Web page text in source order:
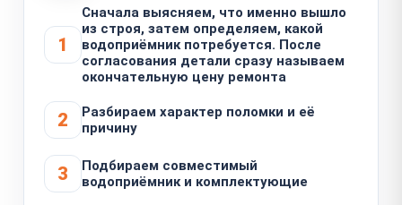
1
Сначала выясняем, что именно вышло
из строя, затем определяем, какой
водоприёмник потребуется. После
согласования детали сразу называем
окончательную цену ремонта
2
Разбираем характер поломки и её
причину
3
Подбираем совместимый
водоприёмник и комплектующие